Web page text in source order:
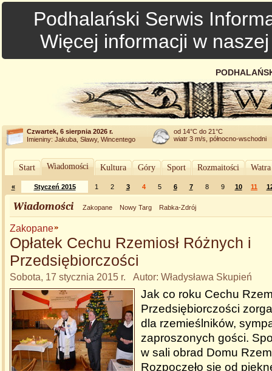
Podhalański Serwis
Więcej informacji w
Czwartek, 6 sierpnia 2026 r.
Imieniny: Jakuba, Sławy, Wincentego
od 14°C do 21°C
wiatr 3 m/s, północno-wschodni
Start Wiadomości Kultura Góry Sport Rozmaitości
« Styczeń 2015 1 2 3 4 5 6 7 8 9 10 11
Wiadomości Zakopane Nowy Targ Rabka-Zdrój
Zakopane
Opłatek Cechu Rzemiosł Różnych i
Przedsiębiorczości
Sobota, 17 stycznia 2015 r. Autor: Władysława Skupień
Jak co roku Cechu
Przedsiębiorczości
dla rzemieślników,
zaproszonych gości.
w sali obrad Domu
Rozpoczęło się od